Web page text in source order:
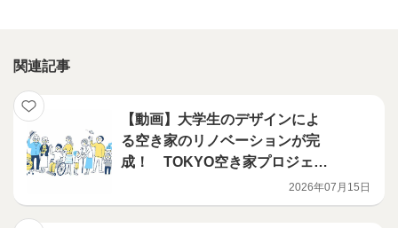
関連記事
【動画】大学生のデザインによ
る空き家のリノベーションが完
成！ TOKYO空き家プロジェク
ト ~リノベーション完成篇~ 【字
幕有り】
2026年07月15日